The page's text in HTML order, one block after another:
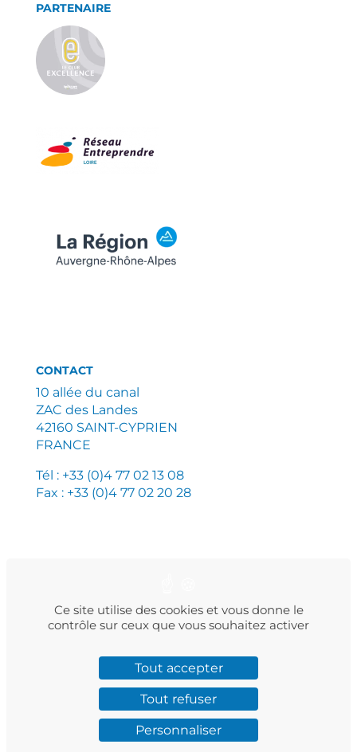
PARTENAIRE
CONTACT
10 allée du canal
ZAC des Landes
42160 SAINT-CYPRIEN
FRANCE
Tél : +33 (0)4 77 02 13 08
Fax : +33 (0)4 77 02 20 28
POLITIQUE DE CONFIDENTIALITÉ
FacebookInstagram
LinkedIn
TwitterYouTube
Ce site utilise des cookies et vous donne le
contrôle sur ceux que vous souhaitez activer
Tout accepter
Tout refuser
Personnaliser